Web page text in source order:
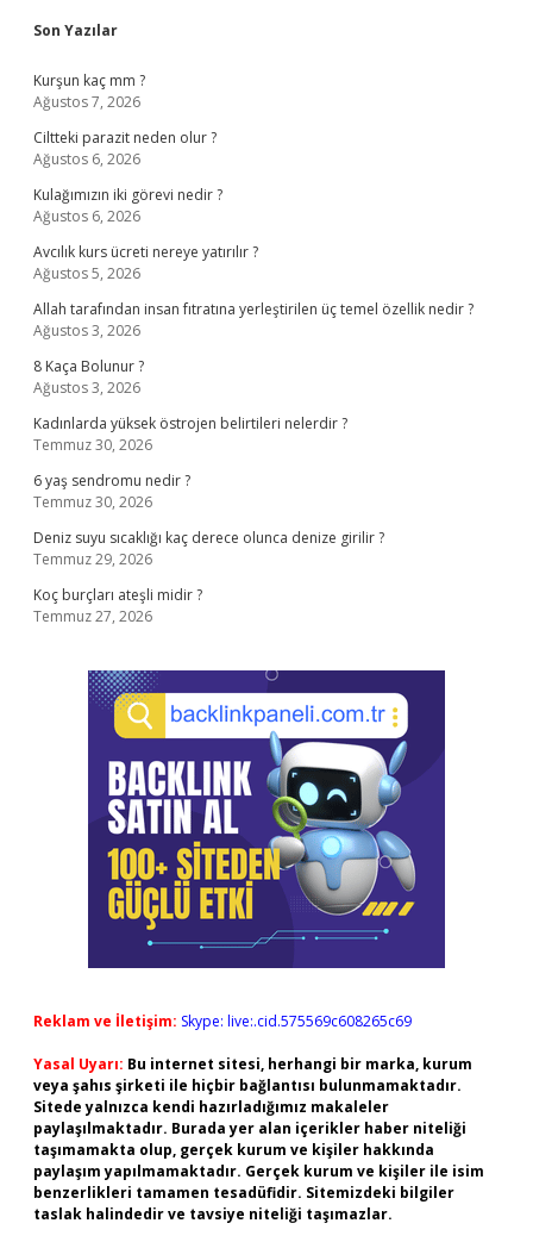
Sidebar
Son Yazılar
Kurşun kaç mm ?
Ağustos 7, 2026
Ciltteki parazit neden olur ?
Ağustos 6, 2026
Kulağımızın iki görevi nedir ?
Ağustos 6, 2026
Avcılık kurs ücreti nereye yatırılır ?
Ağustos 5, 2026
Allah tarafından insan fıtratına yerleştirilen üç temel özellik nedir ?
Ağustos 3, 2026
8 Kaça Bolunur ?
Ağustos 3, 2026
Kadınlarda yüksek östrojen belirtileri nelerdir ?
Temmuz 30, 2026
6 yaş sendromu nedir ?
Temmuz 30, 2026
Deniz suyu sıcaklığı kaç derece olunca denize girilir ?
Temmuz 29, 2026
Koç burçları ateşli midir ?
Temmuz 27, 2026
Reklam ve İletişim: Skype: live:.cid.575569c608265c69
Yasal Uyarı: Bu internet sitesi, herhangi bir marka, kurum
veya şahıs şirketi ile hiçbir bağlantısı bulunmamaktadır.
Sitede yalnızca kendi hazırladığımız makaleler
paylaşılmaktadır. Burada yer alan içerikler haber niteliği
taşımamakta olup, gerçek kurum ve kişiler hakkında
paylaşım yapılmamaktadır. Gerçek kurum ve kişiler ile isim
benzerlikleri tamamen tesadüfidir. Sitemizdeki bilgiler
taslak halindedir ve tavsiye niteliği taşımazlar.